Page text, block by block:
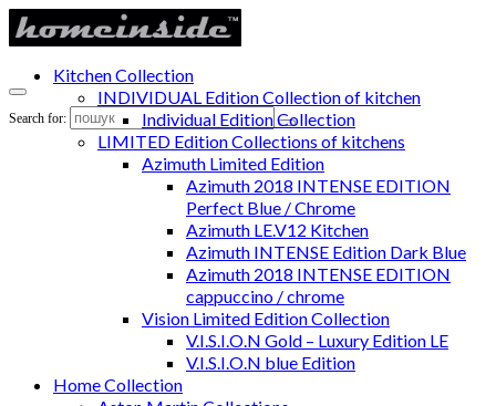
Search for:
Kitchen Collection
INDIVIDUAL Edition Collection of kitchen
Individual Edition Collection
LIMITED Edition Collections of kitchens
Azimuth Limited Edition
Azimuth 2018 INTENSE EDITION
Perfect Blue / Chrome
Azimuth LE.V12 Kitchen
Azimuth INTENSE Edition Dark Blue
Azimuth 2018 INTENSE EDITION
cappuccino / chrome
Vision Limited Edition Collection
V.I.S.I.O.N Gold – Luxury Edition LE
V.I.S.I.O.N blue Edition
Home Collection